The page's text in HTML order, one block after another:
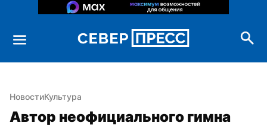
НовостиКультура
Автор неофициального гимна